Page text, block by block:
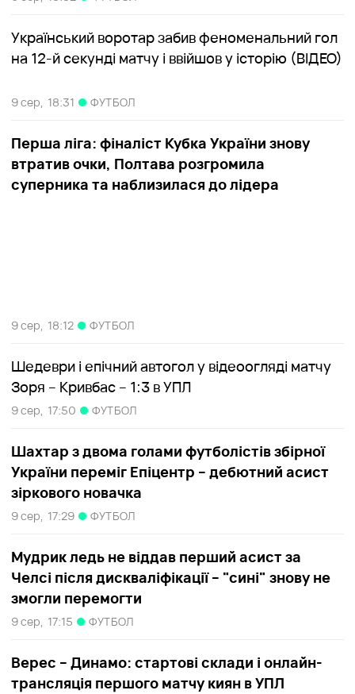
Український воротар забив феноменальний гол
на 12-й секунді матчу і ввійшов у історію (ВІДЕО)
9 сер, 18:31 ФУТБОЛ
Перша ліга: фіналіст Кубка України знову
втратив очки, Полтава розгромила
суперника та наблизилася до лідера
9 сер, 18:12 ФУТБОЛ
Шедеври і епічний автогол у відеоогляді матчу
Зоря – Кривбас – 1:3 в УПЛ
9 сер, 17:50 ФУТБОЛ
Шахтар з двома голами футболістів збірної
України переміг Епіцентр – дебютний асист
зіркового новачка
9 сер, 17:29 ФУТБОЛ
Мудрик ледь не віддав перший асист за
Челсі після дискваліфікації – "сині" знову не
змогли перемогти
9 сер, 17:15 ФУТБОЛ
Верес – Динамо: стартові склади і онлайн-
трансляція першого матчу киян в УПЛ